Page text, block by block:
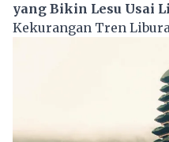
yang Bikin Lesu Usai
Kekurangan Tren